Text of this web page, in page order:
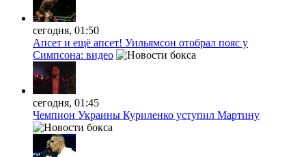
сегодня, 01:50
Апсет и ещё апсет! Уильямсон отобрал пояс у
Симпсона: видео
сегодня, 01:45
Чемпион Украины Куриленко уступил Мартину